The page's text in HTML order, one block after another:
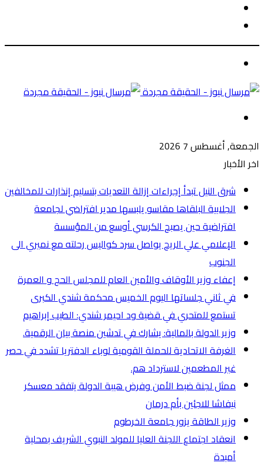
عن
الجمعة, أغسطس 7 2026
اخر الأخبار
شرق النيل تبدأ إجراءات إزالة التعديات بتسليم إنذارات للمخالفين
الجلابية البلقاها مقاسو يلبسها ​مدير افتراضي لجامعة
افتراضية حين يصبح الكرسي أوسع من المؤسسة
الإعلامي علي الريح يواصل سرد كواليس رحلته مع نميري الى
الجنوب
إعفاء وزير الأوقاف والأمين العام للمجلس الحج و العمرة
في ثاني جلساتها اليوم الخميس محكمة شندي الكبرى
تستمع للمتحري في قضية ود احيمر شندي: الطيب إبراهيم
وزير الدولة بالمالية: يشارك في تدشين منصة بيان الرقمية.
الغرفة الاتحادية للحملة القومية لوباء الدفتريا تشدد في حصر
غير المطعمين لاسترداد هم.
ممثل لجنة ضبط الأمن وفرض هيبة الدولة يتفقد معسكر
نيفاشا للاجئين بأم درمان
وزير الطاقة يزور جامعة الخرطوم
انعقاد اجتماع اللجنة العليا للمولد النبوي الشريف بمحلية
أمبدة